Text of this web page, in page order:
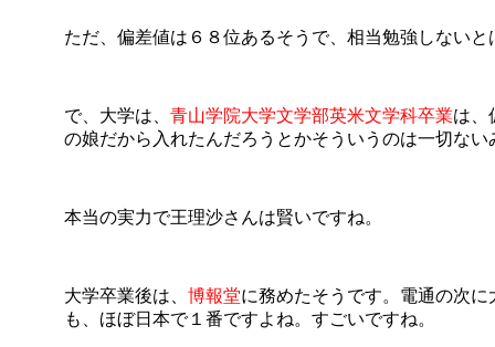
ただ、偏差値は６８位あるそうで、相当勉強しないと
で、大学は、 青山学院大学文学部英米文学科卒業は、
の娘だから入れたんだろうとかそういうのは一切ない
本当の実力で王理沙さんは賢いですね。
大学卒業後は、 博報堂に務めたそうです。電通の次
も、ほぼ日本で１番ですよね。すごいですね。